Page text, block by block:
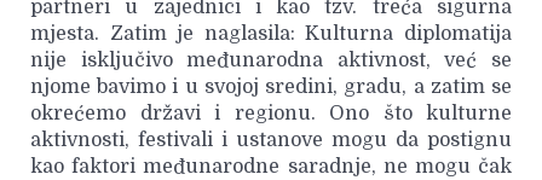
partneri u zajednici i kao tzv. treća sigurna
mjesta. Zatim je naglasila: Kulturna diplomatija
nije isključivo međunarodna aktivnost, već se
njome bavimo i u svojoj sredini, gradu, a zatim se
okrećemo državi i regionu. Ono što kulturne
aktivnosti, festivali i ustanove mogu da postignu
kao faktori međunarodne saradnje, ne mogu čak